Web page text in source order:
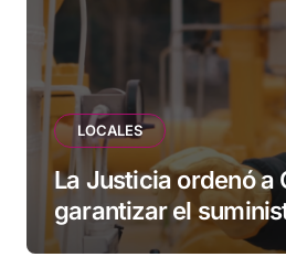
LOCALES
La Justicia ordenó a
garantizar el
una familia de Tolhuin